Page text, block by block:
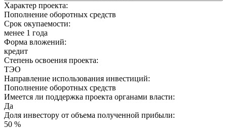
Характер проекта:
Пополнение оборотных средств
Срок окупаемости:
менее 1 года
Форма вложений:
кредит
Степень освоения проекта:
ТЭО
Направление использования инвестиций:
Пополнение оборотных средств
Имеется ли поддержка проекта органами власти:
Да
Доля инвестору от объема полученной прибыли:
50 %